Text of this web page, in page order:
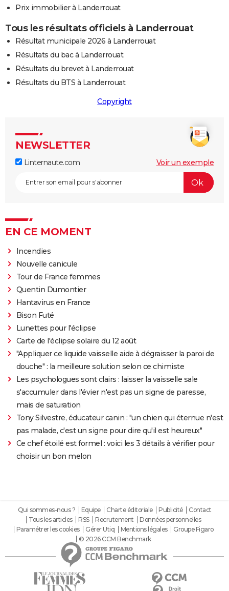
Prix immobilier à Landerrouat
Tous les résultats officiels à Landerrouat
Résultat municipale 2026 à Landerrouat
Résultats du bac à Landerrouat
Résultats du brevet à Landerrouat
Résultats du BTS à Landerrouat
Copyright
NEWSLETTER
Linternaute.com Voir un exemple
EN CE MOMENT
Incendies
Nouvelle canicule
Tour de France femmes
Quentin Dumontier
Hantavirus en France
Bison Futé
Lunettes pour l'éclipse
Carte de l'éclipse solaire du 12 août
"Appliquer ce liquide vaisselle aide à dégraisser la paroi de
douche" : la meilleure solution selon ce chimiste
Les psychologues sont clairs : laisser la vaisselle sale
s'accumuler dans l'évier n'est pas un signe de paresse,
mais de saturation
Tony Silvestre, éducateur canin : "un chien qui éternue n'est
pas malade, c'est un signe pour dire qu'il est heureux"
Ce chef étoilé est formel : voici les 3 détails à vérifier pour
choisir un bon melon
Qui sommes-nous ? Equipe Charte éditoriale Publicité
Contact
Tous les articles
RSS Recrutement
Données personnelles
Paramétrer les cookies
Gérer Utiq Mentions légales
Groupe Figaro
© 2026 CCM Benchmark